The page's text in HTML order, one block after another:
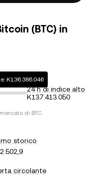
(BTC) in
K136.386.046
24 h di indice alto
K137.413.050
di BTC.
storico
circolante